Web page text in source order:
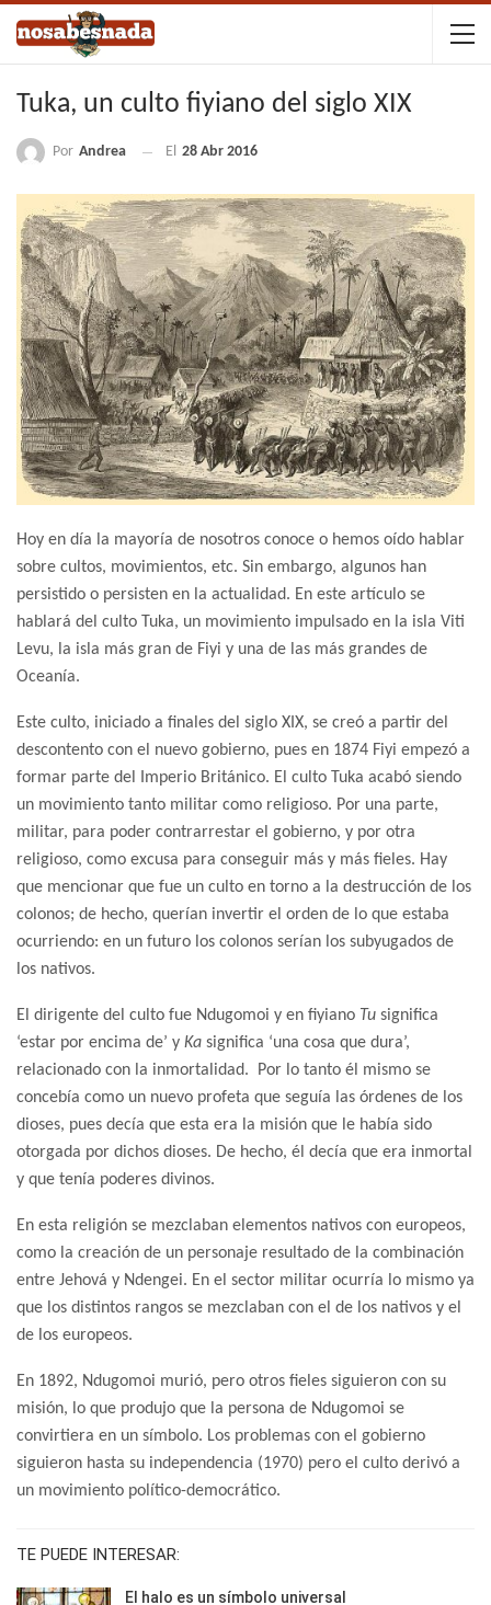
Tuka, un culto fiyiano del siglo XIX
Por Andrea El 28 Abr 2016
Hoy en día la mayoría de nosotros conoce o hemos oído hablar
sobre cultos, movimientos, etc. Sin embargo, algunos han
persistido o persisten en la actualidad. En este artículo se
hablará del culto Tuka, un movimiento impulsado en la isla Viti
Levu, la isla más gran de Fiyi y una de las más grandes de
Oceanía.
Este culto, iniciado a finales del siglo XIX, se creó a partir del
descontento con el nuevo gobierno, pues en 1874 Fiyi empezó a
formar parte del Imperio Británico. El culto Tuka acabó siendo
un movimiento tanto militar como religioso. Por una parte,
militar, para poder contrarrestar el gobierno, y por otra
religioso, como excusa para conseguir más y más fieles. Hay
que mencionar que fue un culto en torno a la destrucción de los
colonos; de hecho, querían invertir el orden de lo que estaba
ocurriendo: en un futuro los colonos serían los subyugados de
los nativos.
El dirigente del culto fue Ndugomoi y en fiyiano Tu significa
‘estar por encima de’ y Ka significa ‘una cosa que dura’,
relacionado con la inmortalidad. Por lo tanto él mismo se
concebía como un nuevo profeta que seguía las órdenes de los
dioses, pues decía que esta era la misión que le había sido
otorgada por dichos dioses. De hecho, él decía que era inmortal
y que tenía poderes divinos.
En esta religión se mezclaban elementos nativos con europeos,
como la creación de un personaje resultado de la combinación
entre Jehová y Ndengei. En el sector militar ocurría lo mismo ya
que los distintos rangos se mezclaban con el de los nativos y el
de los europeos.
En 1892, Ndugomoi murió, pero otros fieles siguieron con su
misión, lo que produjo que la persona de Ndugomoi se
convirtiera en un símbolo. Los problemas con el gobierno
siguieron hasta su independencia (1970) pero el culto derivó a
un movimiento político-democrático.
TE PUEDE INTERESAR:
El halo es un símbolo universal